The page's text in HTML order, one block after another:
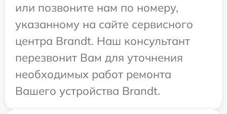
или позвоните нам по номеру,
указанному на сайте сервисного
центра Brandt. Наш консультант
перезвонит Вам для уточнения
необходимых работ ремонта
Вашего устройства Brandt.